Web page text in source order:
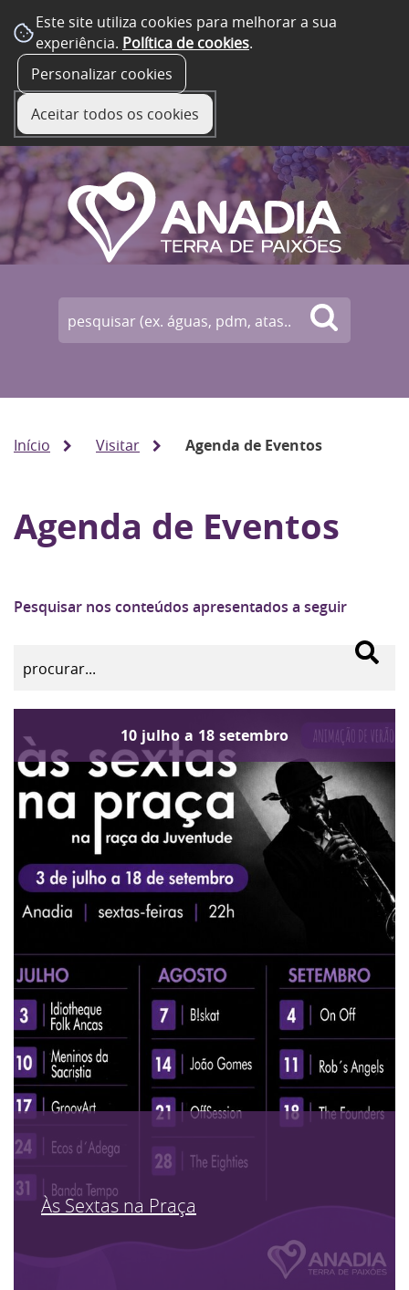
Este site utiliza cookies para melhorar a sua
experiência. Política de cookies.
Personalizar cookies
Aceitar todos os cookies
Início Visitar Agenda de Eventos
Agenda de Eventos
Pesquisar nos conteúdos apresentados a seguir
10 julho a 18 setembro
Às Sextas na Praça